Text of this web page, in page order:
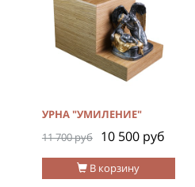
В корзину
УРНА "УМИЛЕНИЕ"
11 700 руб 10 500 руб